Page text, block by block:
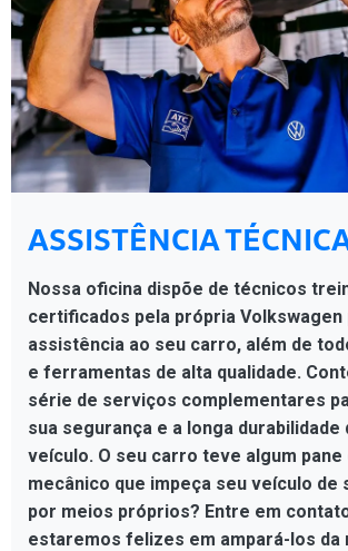
ASSISTÊNCIA
Nossa oficina dispõe de técnicos
certificados pela própria Volkswagen
assistência ao seu carro, além de
e ferramentas de alta qualidade.
série de serviços complementares
sua segurança e a longa durabilidade
veículo. O seu carro teve algum
mecânico que impeça seu veículo de
por meios próprios? Entre em
estaremos felizes em ampará-los da